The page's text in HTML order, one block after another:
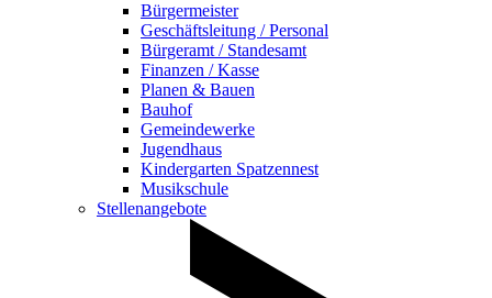
Bürgermeister
Geschäftsleitung / Personal
Bürgeramt / Standesamt
Finanzen / Kasse
Planen & Bauen
Bauhof
Gemeindewerke
Jugendhaus
Kindergarten Spatzennest
Musikschule
Stellenangebote